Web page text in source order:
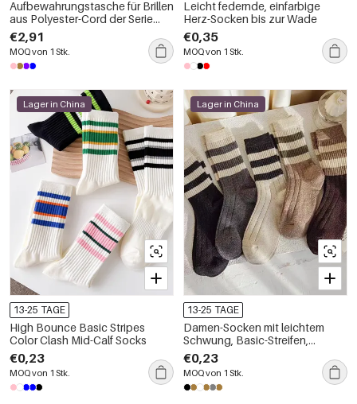
Aufbewahrungstasche für Brillen
aus Polyester-Cord der Serie
„Romantic Series“ mit süßer
Blumen-Schleife
€2,91
MOQ von 1 Stk.
Leicht federnde, einfarbige
Herz-Socken bis zur Wade
€0,35
MOQ von 1 Stk.
Lager in China
13-25 TAGE
High Bounce Basic Stripes
Color Clash Mid-Calf Socks
€0,23
MOQ von 1 Stk.
Lager in China
13-25 TAGE
Damen-Socken mit leichtem
Schwung, Basic-Streifen,
Farbmix, mittelhoch
€0,23
MOQ von 1 Stk.